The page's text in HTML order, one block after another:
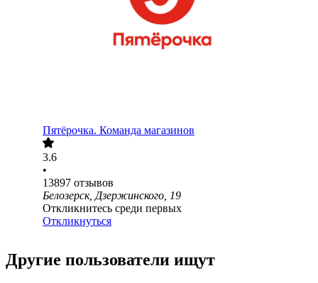
Пятёрочка. Команда магазинов
3.6
•
13897 отзывов
Белозерск, Дзержинского, 19
Откликнитесь среди первых
Откликнуться
Другие пользователи ищут